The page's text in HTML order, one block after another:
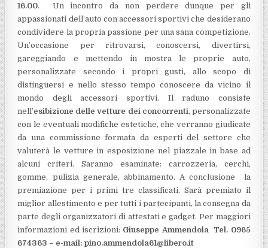
16.00. Un incontro da non perdere dunque per gli
appassionati dell’auto con accessori sportivi che desiderano
condividere la propria passione per una sana competizione.
Un’occasione per ritrovarsi, conoscersi, divertirsi,
gareggiando e mettendo in mostra le proprie auto,
personalizzate secondo i propri gusti, allo scopo di
distinguersi e nello stesso tempo conoscere da vicino il
mondo degli accessori sportivi. Il raduno consiste
nell’esibizione delle vetture dei concorrenti, personalizzate
con le eventuali modifiche estetiche, che verranno giudicate
da una commissione formata da esperti del settore che
valuterà le vetture in esposizione nel piazzale in base ad
alcuni criteri. Saranno esaminate: carrozzeria, cerchi,
gomme, pulizia generale, abbinamento. A conclusione la
premiazione per i primi tre classificati. Sarà premiato il
miglior allestimento e per tutti i partecipanti, la consegna da
parte degli organizzatori di attestati e gadget. Per maggiori
informazioni ed iscrizioni: Giuseppe Ammendola Tel. 0965
674363 – e-mail: pino.ammendola61@libero.it